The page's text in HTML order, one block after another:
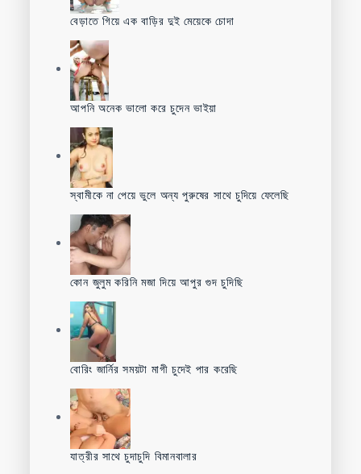
বেড়াতে গিয়ে এক বাড়ির দুই মেয়েকে চোদা
আপনি অনেক ভালো করে চুদেন ভাইয়া
স্বামীকে না পেয়ে ভুলে অন্য পুরুষের সাথে চুদিয়ে ফেলেছি
কোন জুলুম করিনি মজা দিয়ে আপুর গুদ চুদিছি
বোরিং জার্নির সময়টা মাগী চুদেই পার করেছি
যাত্রীর সাথে চুদাচুদি বিমানবালার